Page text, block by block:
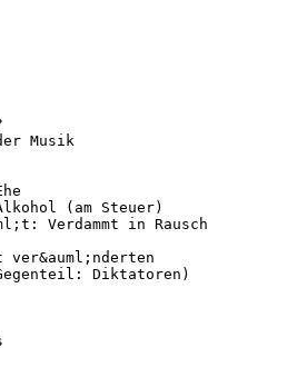
Musik
(am Steuer)
Verdammt in Rausch
ver&auml;nderten
Diktatoren)